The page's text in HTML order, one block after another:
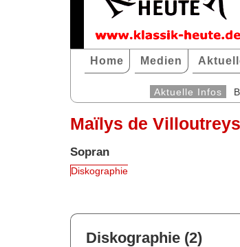
Home Medien
Aktuelle Infos
Maïlys de Villoutreys
Sopran
Diskographie
Diskographie (2)